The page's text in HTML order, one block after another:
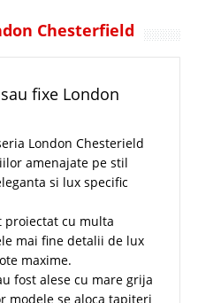
Chesterfield
fixe London
London Chesterield
amenajate pe stil
si lux specific
proiectat cu multa
mai fine detalii de lux
maxime.
fost alese cu mare grija
modele se aloca tapiteri